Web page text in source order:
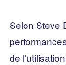
Selon Steve
de